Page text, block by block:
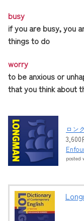
busy
if you are busy, you
things to do
worry
to be anxious or
that you think about
ロン
3,600
posted